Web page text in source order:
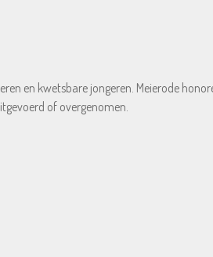
en kwetsbare jongeren. Meierode
of overgenomen.